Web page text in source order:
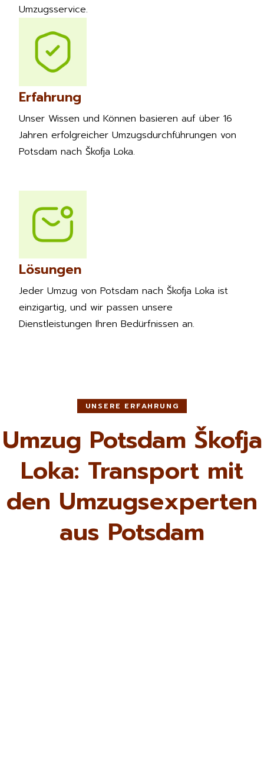
Erfahrung
Unser Wissen und Können basieren auf über 16
Jahren erfolgreicher Umzugsdurchführungen von
Potsdam nach Škofja Loka.
Lösungen
Jeder Umzug von Potsdam nach Škofja Loka ist
einzigartig, und wir passen unsere
Dienstleistungen Ihren Bedürfnissen an.
Umzugsservice.
UNSERE ERFAHRUNG
Umzug Potsdam Škofja
Loka: Transport mit
den Umzugsexperten
aus Potsdam